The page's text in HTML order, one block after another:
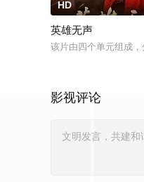
HD
英雄无声
该片由四个单元组成
影视评论